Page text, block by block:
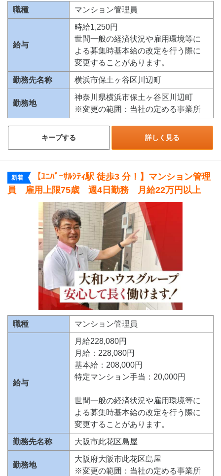
職種 マンション管理員
給与
時給1,250円
世間一般の経済状況や雇用環境等に
よる募集時基本給の改定を行う際に
変更することがあります。
勤務先名称 横浜市保土ヶ谷区川辺町
勤務地
神奈川県横浜市保土ヶ谷区川辺町
※変更の範囲：当社の定める事業所
キープする 詳しく見る
新着
【ﾕﾆﾊﾞｰｻﾙｼﾃｨ駅 徒歩3 分！】マンション管理
員 雇用上限75歳 週4日勤務 月給22万円以上
職種 マンション管理員
給与
月給228,080円
月給：228,080円
基本給：208,000円
特定マンション手当：20,000円
世間一般の経済状況や雇用環境等に
よる募集時基本給の改定を行う際に
変更することがあります。
勤務先名称 大阪市此花区島屋
勤務地
大阪府大阪市此花区島屋
※変更の範囲：当社の定める事業所